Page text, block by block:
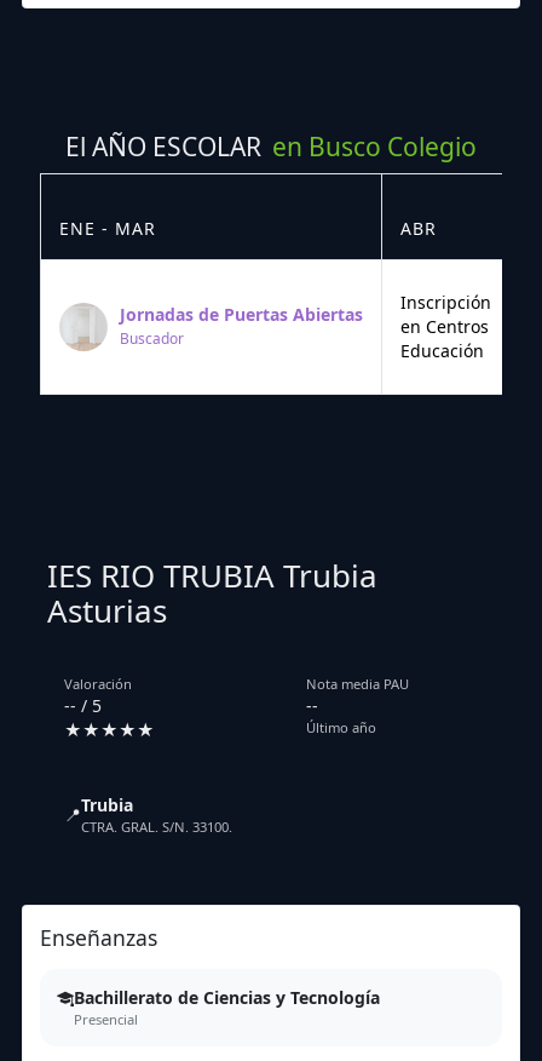
El AÑO ESCOLAR en Busco Colegio
ENE - MAR ABR
Jornadas de Puertas Abiertas
Buscador
Inscripción
en Centros
Educación
IES RIO TRUBIA Trubia
Asturias
Valoración
-- / 5
★★★★★
Nota media PAU
--
Último año
📍Trubia
CTRA. GRAL. S/N. 33100.
Enseñanzas
Bachillerato de Ciencias y Tecnología
Presencial